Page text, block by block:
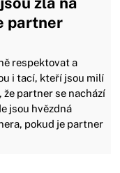
partner
respektovat a
i tací, kteří jsou milí
že partner se nachází
jsou hvězdná
pokud je partner